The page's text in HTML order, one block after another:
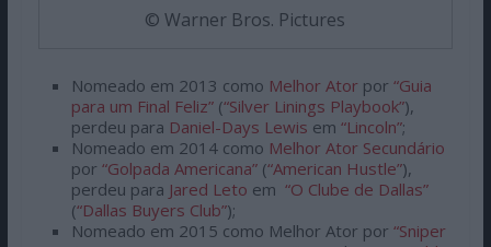
© Warner Bros. Pictures
Nomeado em 2013 como Melhor Ator por “Guia
para um Final Feliz”(“Silver Linings Playbook”),
perdeu para Daniel-Days Lewis em “Lincoln”;
Nomeado em 2014 como Melhor Ator Secundário
por “Golpada Americana”(“American Hustle”),
perdeu para Jared Leto em “O Clube de Dallas”
(“Dallas Buyers Club”);
Nomeado em 2015 como Melhor Ator por “Sniper